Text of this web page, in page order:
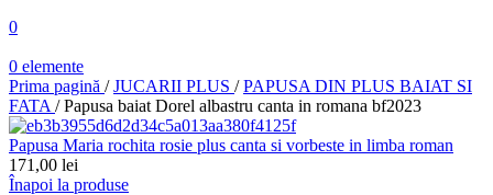
0
0 elemente
Prima pagină / JUCARII PLUS / PAPUSA DIN PLUS BAIAT SI
FATA / Papusa baiat Dorel albastru canta in romana bf2023
Papusa Maria rochita rosie plus canta si vorbeste in limba roman
171,00 lei
Înapoi la produse